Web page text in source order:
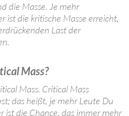
die Masse. Je mehr
ist die kritische Masse erreicht,
Last der
Mass?
Mass. Critical Mass
das heißt, je mehr Leute Du
ist die Chance, das immer mehr